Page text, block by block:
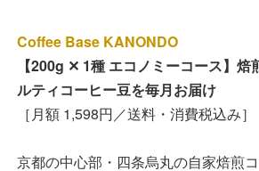
Coffee Base KANONDO
【200g ✕ 1種 エコノミーコース】焙
ルティコーヒー豆を毎月お届け
［月額 1,598円／送料・消費税込み］
京都の中心部・四条烏丸の自家焙煎